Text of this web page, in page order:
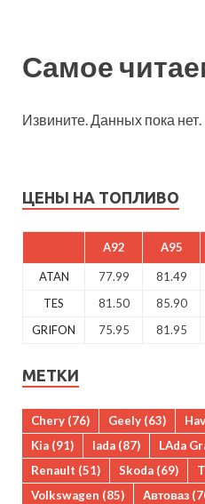
Самое
Извините. Данных пока нет.
ЦЕНЫ НА ТОПЛИВО
A92 A95
ATAN 77.99 81.49
TES
81.50 85.90
GRIFON
75.95 81.95
МЕТКИ
Chery (76) Geely (63)
Kia (91) lada (87) LAda
Renault (51) Skoda (69)
Volkswagen (85) Автоваз